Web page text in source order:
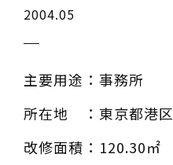
2004.05
主要用途 ：事務所
所在地
：東京都港区
改修面積 ：120.30㎡
TEL